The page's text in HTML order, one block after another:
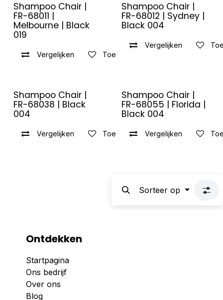
Shampoo Chair |
FR-68011 |
Melbourne | Black
019
Vergelijken Toevoegen aan verlanglijst
Shampoo Chair |
FR-68012 | Sydney |
Black 004
Vergelijken
Shampoo Chair |
FR-68038 | Black
004
Vergelijken Toevoegen aan verlanglijst
Shampoo Chair |
FR-68055 | Florida |
Black 004
Vergelijken
Sorteer op
Ontdekken
Startpagina
Ons bedrijf
Over ons
Blog